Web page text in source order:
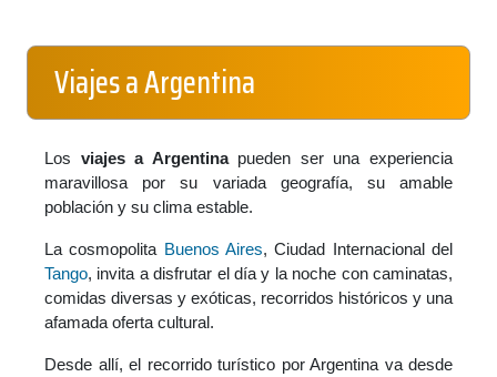
Viajes a Argentina
Los viajes a Argentinapueden ser una experiencia
maravillosa por su variada geografía, su amable
población y su clima estable.
La cosmopolita Buenos Aires, Ciudad Internacional del
Tango, invita a disfrutar el día y la noche con caminatas,
comidas diversas y exóticas, recorridos históricos y una
afamada oferta cultural.
Desde allí, el recorrido turístico por Argentina va desde